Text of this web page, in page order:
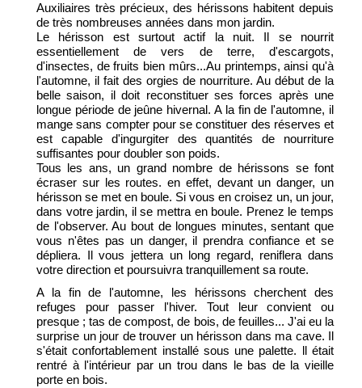
Auxiliaires très précieux, des hérissons habitent depuis
de très nombreuses années dans mon jardin.
Le hérisson est surtout actif la nuit. Il se nourrit
essentiellement de vers de terre, d'escargots,
d'insectes, de fruits bien mûrs...Au printemps, ainsi qu'à
l'automne, il fait des orgies de nourriture. Au début de la
belle saison, il doit reconstituer ses forces après une
longue période de jeûne hivernal. A la fin de l'automne, il
mange sans compter pour se constituer des réserves et
est capable d'ingurgiter des quantités de nourriture
suffisantes pour doubler son poids.
Tous les ans, un grand nombre de hérissons se font
écraser sur les routes. en effet, devant un danger, un
hérisson se met en boule. Si vous en croisez un, un jour,
dans votre jardin, il se mettra en boule. Prenez le temps
de l'observer. Au bout de longues minutes, sentant que
vous n'êtes pas un danger, il prendra confiance et se
dépliera. Il vous jettera un long regard, reniflera dans
votre direction et poursuivra tranquillement sa route.
A la fin de l'automne, les hérissons cherchent des
refuges pour passer l'hiver. Tout leur convient ou
presque ; tas de compost, de bois, de feuilles... J'ai eu la
surprise un jour de trouver un hérisson dans ma cave. Il
s'était confortablement installé sous une palette. ll était
rentré à l'intérieur par un trou dans le bas de la vieille
porte en bois.